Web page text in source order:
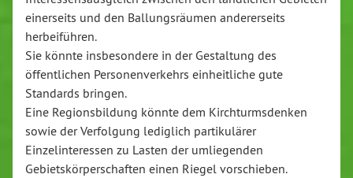
einerseits und den Ballungsräumen andererseits
herbeiführen.
Sie könnte insbesondere in der Gestaltung des
öffentlichen Personenverkehrs einheitliche gute
Standards bringen.
Eine Regionsbildung könnte dem Kirchturmsdenken
sowie der Verfolgung lediglich partikulärer
Einzelinteressen zu Lasten der umliegenden
Gebietskörperschaften einen Riegel vorschieben.